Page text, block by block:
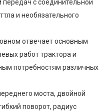
с соединительной
и необязательного
отвечает основным
работ трактора и
потребностям различных
моста, двойной
поворот, радиус